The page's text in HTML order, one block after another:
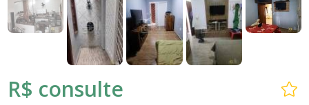
R$ consulte